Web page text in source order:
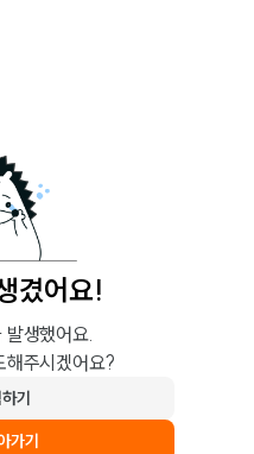
겼어요!
발생했어요.
해주시겠어요?
기
가기